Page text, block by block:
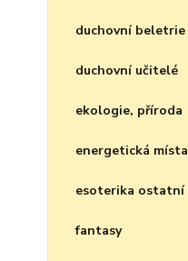
duchovní beletrie
duchovní učitelé
ekologie, příroda
energetická místa
esoterika ostatní
fantasy